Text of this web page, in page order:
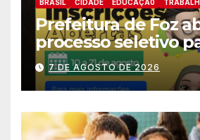
BRASIL CIDADE EDUCAÇÃ0
Prefeitura de Foz
processo seletivo
estagiários
7 DE AGOSTO DE 2026